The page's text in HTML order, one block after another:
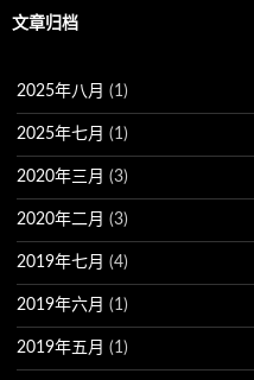
文章归档
2025年八月 (1)
2025年七月 (1)
2020年三月 (3)
2020年二月 (3)
2019年七月 (4)
2019年六月 (1)
2019年五月 (1)